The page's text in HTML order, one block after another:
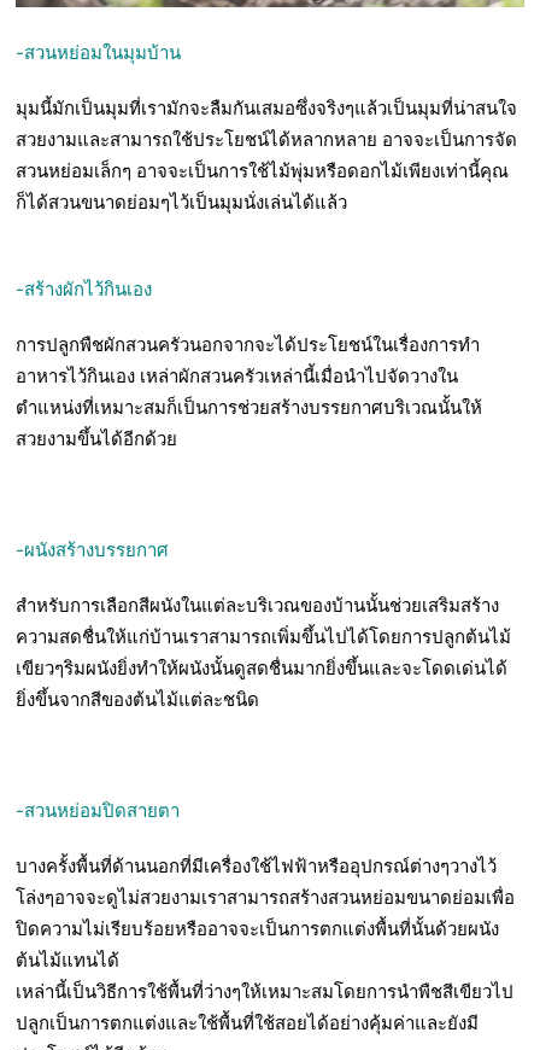
-สวนหย่อมในมุมบ้าน
มุมนี้มักเป็นมุมที่เรามักจะลืมกันเสมอซึ่งจริงๆแล้วเป็นมุมที่น่าสนใจ
สวยงามและสามารถใช้ประโยชน์ได้หลากหลาย อาจจะเป็นการจัด
สวนหย่อมเล็กๆ อาจจะเป็นการใช้ไม้พุ่มหรือดอกไม้เพียงเท่านี้คุณ
ก็ได้สวนขนาดย่อมๆไว้เป็นมุมนั่งเล่นได้แล้ว
-สร้างผักไว้กินเอง
การปลูกพืชผักสวนครัวนอกจากจะได้ประโยชน์ในเรื่องการทำ
อาหารไว้กินเอง เหล่าผักสวนครัวเหล่านี้เมื่อนำไปจัดวางใน
ตำแหน่งที่เหมาะสมก็เป็นการช่วยสร้างบรรยกาศบริเวณนั้นให้
สวยงามขึ้นได้อีกด้วย
-ผนังสร้างบรรยกาศ
สำหรับการเลือกสีผนังในแต่ละบริเวณของบ้านนั้นช่วยเสริมสร้าง
ความสดชื่นให้แก่บ้านเราสามารถเพิ่มขึ้นไปได้โดยการปลูกต้นไม้
เขียวๆริมผนังยิ่งทำให้ผนังนั้นดูสดชื่นมากยิ่งขึ้นและจะโดดเด่นได้
ยิ่งขึ้นจากสีของต้นไม้แต่ละชนิด
-สวนหย่อมปิดสายตา
บางครั้งพื้นที่ด้านนอกที่มีเครื่องใช้ไฟฟ้าหรืออุปกรณ์ต่างๆวางไว้
โล่งๆอาจจะดูไม่สวยงามเราสามารถสร้างสวนหย่อมขนาดย่อมเพื่อ
ปิดความไม่เรียบร้อยหรืออาจจะเป็นการตกแต่งพื้นที่นั้นด้วยผนัง
ต้นไม้แทนได้
เหล่านี้เป็นวิธีการใช้พื้นที่ว่างๆให้เหมาะสมโดยการนำพืชสีเขียวไป
ปลูกเป็นการตกแต่งและใช้พื้นที่ใช้สอยได้อย่างคุ้มค่าและยังมี